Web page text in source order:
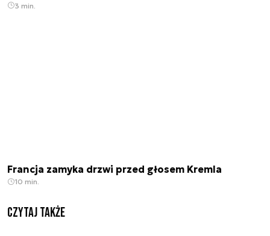
3 min.
Francja zamyka drzwi przed głosem Kremla
10 min.
Czytaj także